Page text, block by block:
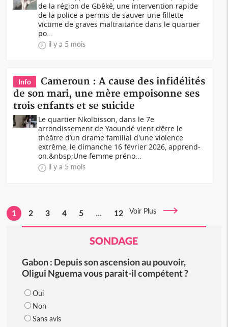
de la région de Gbêkê, une intervention rapide
de la police a permis de sauver une fillette
victime de graves maltraitance dans le quartier
po...
il y a 5 mois
Info
Cameroun : A cause des infidélités
de son mari, une mère empoisonne ses
trois enfants et se suicide
Le quartier Nkolbisson, dans le 7e
arrondissement de Yaoundé vient d’être le
théâtre d’un drame familial d'une violence
extrême, le dimanche 16 février 2026, apprend-
on.&nbsp;Une femme préno...
il y a 5 mois
1 2 3 4 5 ... 12 Voir Plus
SONDAGE
Gabon : Depuis son ascension au pouvoir,
Oligui Nguema vous parait-il compétent ?
Oui
Non
Sans avis